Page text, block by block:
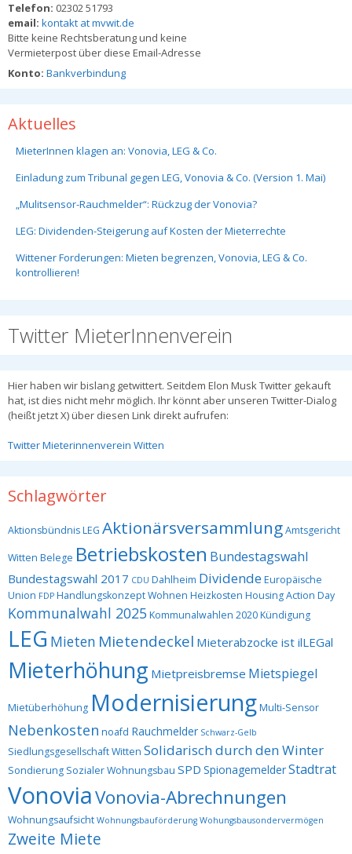
Telefon: 02302 51793
email: kontakt at mvwit.de
Bitte keine Rechtsberatung und keine
Vermieterpost über diese Email-Adresse
Konto: Bankverbindung
Aktuelles
MieterInnen klagen an: Vonovia, LEG & Co.
Einladung zum Tribunal gegen LEG, Vonovia & Co. (Version 1. Mai)
„Mulitsensor-Rauchmelder“: Rückzug der Vonovia?
LEG: Dividenden-Steigerung auf Kosten der Mieterrechte
Wittener Forderungen: Mieten begrenzen, Vonovia, LEG & Co.
kontrollieren!
Twitter MieterInnenverein
Hier haben wir bislang getwittert. Seitdem Elon Musk Twitter gekauft
hat, ist dies nicht mehr möglich. Ihr könnt aber unseren Twitter-Dialog
(heißt jetzt X) über diesen Link direkt aufrufen:
Twitter Mieterinnenverein Witten
Schlagwörter
Aktionsbündnis LEG AktionärsversammlungAmtsgericht
Witten Belege Betriebskosten Bundestagswahl
Bundestagswahl 2017 CDU Dahlheim DividendeEuropäische
Union FDP Handlungskonzept Wohnen Heizkosten Housing Action Day
Kommunalwahl 2025 Kommunalwahlen 2020Kündigung
LEG Mieten Mietendeckel Mieterabzocke ist ilLEGal
Mieterhöhung Mietpreisbremse Mietspiegel
Mietüberhöhung ModernisierungMulti-Sensor
Nebenkosten noafd Rauchmelder Schwarz-Gelb
Siedlungsgesellschaft Witten Solidarisch durch den Winter
Sondierung Sozialer Wohnungsbau SPD SpionagemelderStadtrat
VonoviaVonovia-Abrechnungen
Wohnungsaufsicht Wohnungsbauförderung Wohungsbausondervermögen
Zweite Miete